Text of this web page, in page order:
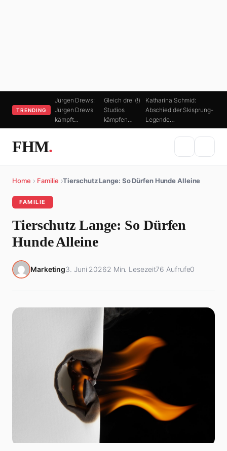
TRENDING
Jürgen Drews:
Jürgen Drews
kämpft…
Gleich drei (!)
Studios
kämpfen…
Katharina Schmid:
Abschied der Skisprung-
Legende…
FHM.
Home › Familie ›Tierschutz Lange: So Dürfen Hunde Alleine
FAMILIE
Tierschutz Lange: So Dürfen
Hunde Alleine
Marketing3. Juni 20262 Min. Lesezeit76 Aufrufe0